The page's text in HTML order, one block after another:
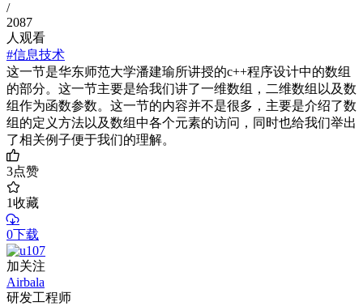
/
2087
人观看
#信息技术
这一节是华东师范大学潘建瑜所讲授的c++程序设计中的数组
的部分。这一节主要是给我们讲了一维数组，二维数组以及数
组作为函数参数。这一节的内容并不是很多，主要是介绍了数
组的定义方法以及数组中各个元素的访问，同时也给我们举出
了相关例子便于我们的理解。
3点赞
1收藏
0下载
加关注
Airbala
研发工程师